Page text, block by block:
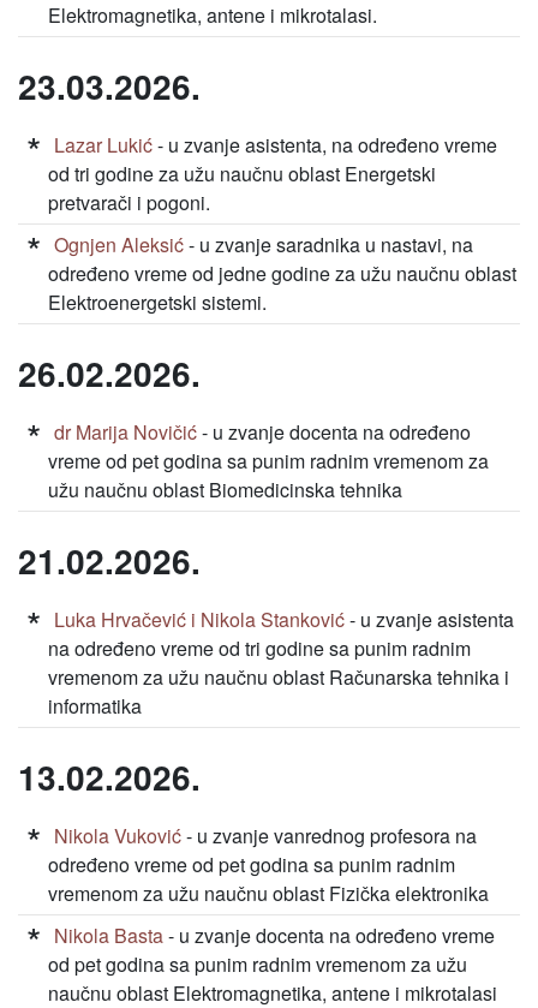
Elektromagnetika, antene i mikrotalasi.
23.03.2026.
Lazar Lukić- u zvanje asistenta, na određeno vreme
od tri godine za užu naučnu oblast Energetski
pretvarači i pogoni.
Ognjen Aleksić- u zvanje saradnika u nastavi, na
određeno vreme od jedne godine za užu naučnu oblast
Elektroenergetski sistemi.
26.02.2026.
dr Marija Novičić- u zvanje docenta na određeno
vreme od pet godina sa punim radnim vremenom za
užu naučnu oblast Biomedicinska tehnika
21.02.2026.
Luka Hrvačević i Nikola Stanković- u zvanje asistenta
na određeno vreme od tri godine sa punim radnim
vremenom za užu naučnu oblast Računarska tehnika i
informatika
13.02.2026.
Nikola Vuković- u zvanje vanrednog profesora na
određeno vreme od pet godina sa punim radnim
vremenom za užu naučnu oblast Fizička elektronika
Nikola Basta- u zvanje docenta na određeno vreme
od pet godina sa punim radnim vremenom za užu
naučnu oblast Elektromagnetika, antene i mikrotalasi